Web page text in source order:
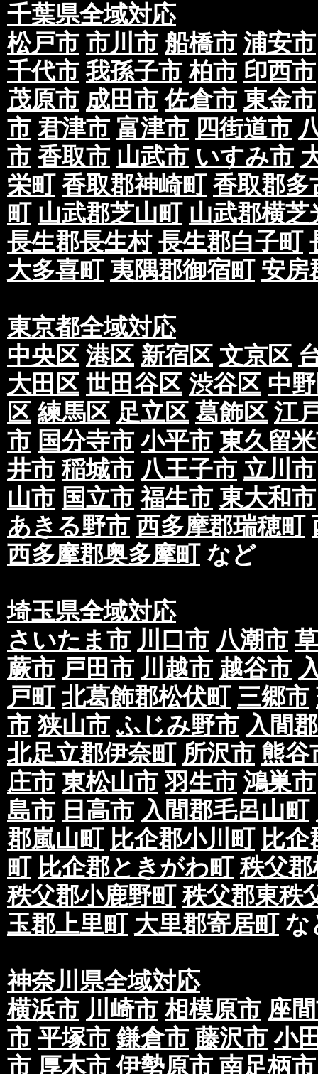
千葉県全域対応
松戸市 市川市 船橋市 浦安市
千代市 我孫子市 柏市 印西市
茂原市 成田市 佐倉市 東金市
市 君津市 富津市 四街道市
市 香取市 山武市 いすみ市
栄町 香取郡神崎町 香取郡多
町 山武郡芝山町 山武郡横芝
長生郡長生村 長生郡白子町
大多喜町 夷隅郡御宿町 安房
東京都全域対応
中央区 港区 新宿区 文京区
大田区 世田谷区 渋谷区 中
区 練馬区 足立区 葛飾区 江
市 国分寺市 小平市 東久留
井市 稲城市 八王子市 立川市
山市 国立市 福生市 東大和市
あきる野市 西多摩郡瑞穂町
西多摩郡奥多摩町など
埼玉県全域対応
さいたま市 川口市 八潮市
蕨市 戸田市 川越市 越谷市
戸町 北葛飾郡松伏町 三郷市
市 狭山市 ふじみ野市 入間
北足立郡伊奈町 所沢市 熊谷
庄市 東松山市 羽生市 鴻巣市
島市 日高市 入間郡毛呂山町
郡嵐山町 比企郡小川町 比
町 比企郡ときがわ町 秩父
秩父郡小鹿野町 秩父郡東秩
玉郡上里町 大里郡寄居町な
神奈川県全域対応
横浜市 川崎市 相模原市 座
市 平塚市 鎌倉市 藤沢市 小
市 厚木市 伊勢原市 南足柄市